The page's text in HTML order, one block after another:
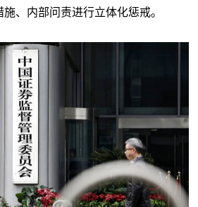
、内部问责进行立体化惩戒。